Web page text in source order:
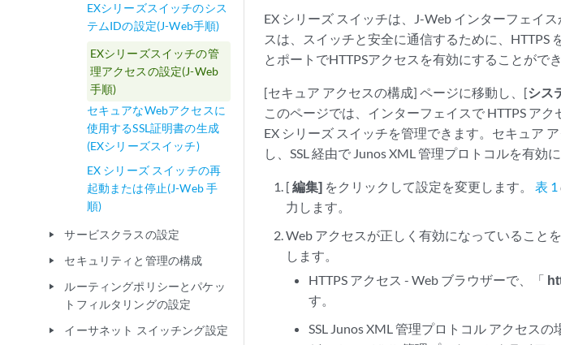
EXシリーズスイッチのシス
テムIDの設定(J-Web手順)
EXシリーズスイッチの管
理アクセスの設定(J-Web
手順)
セキュアなWebアクセスに
使用するSSL証明書の生成
(EXシリーズスイッチ)
EX シリーズ スイッチの再
起動または停止(J-Web 手
順)
play_arrow サービスクラスの設定
play_arrow セキュリティと管理の構成
play_arrow
ルーティングポリシーとパケッ
トフィルタリングの設定
play_arrow イーサネット スイッチング設定
EX シリーズ スイッチは、J-Web インターフェイ
スは、スイッチと安全に通信するために、HTTPS
とポートでHTTPSアクセスを有効にすることができ
[セキュア アクセスの構成] ページに移動し、[シス
このページでは、インターフェイスで HTTPS ア
EX シリーズ スイッチを管理できます。セキュア
し、SSL 経由で Junos XML 管理プロトコルを有効
[編集] をクリックして設定を変更します。表 1
力します。
Web アクセスが正しく有効になっていること
します。
HTTPS アクセス - Web ブラウザーで、「
す。
SSL Junos XML 管理プロトコル アクセス